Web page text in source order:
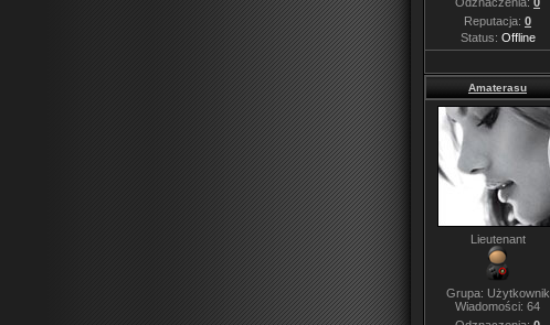
Odznaczenia: 0
Reputacja: 0
Status: Offline
Amaterasu
Lieutenant
Grupa: Użytkownik
Wiadomości: 64